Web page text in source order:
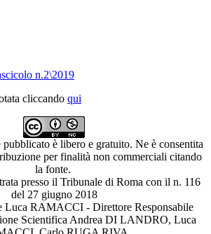
n.2\2019
cliccando qui
pubblicato è libero e gratuito. Ne è consentita
per finalità non commerciali citando
la fonte.
presso il Tribunale di Roma con il n. 116
del 27 giugno 2018
Luca RAMACCI - Direttore Responsabile
Scientifica Andrea DI LANDRO, Luca